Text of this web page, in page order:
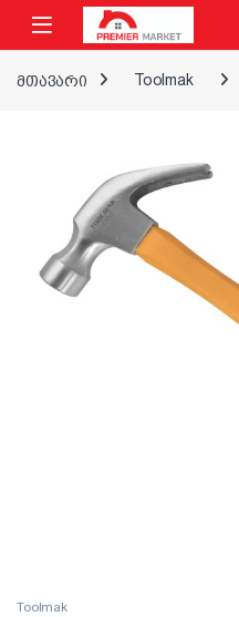
ნავიგაციაზე გადასვლა
შინაარსზე გადასვლა
მთავარი Toolmak
Toolmak